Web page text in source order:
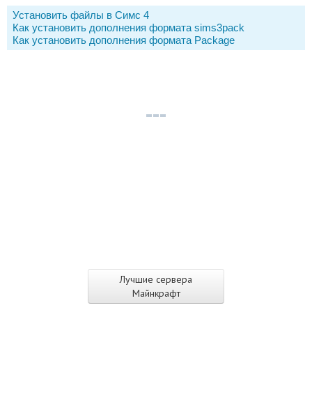
Лучшие сервера
Майнкрафт
Установить файлы в Симс 4
Как установить дополнения формата sims3pack
Как установить дополнения формата Package